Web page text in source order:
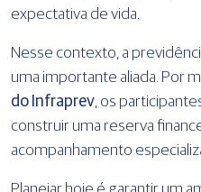
expectativa de vida.
Nesse contexto, a
uma importante aliada. Por
do Infraprev, os
construir uma reserva
acompanhamento